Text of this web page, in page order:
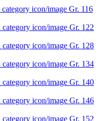
Gr. 116
Gr. 122
Gr. 128
Gr. 134
Gr. 140
Gr. 146
Gr. 152